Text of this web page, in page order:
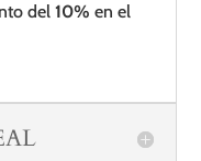
del10% en el